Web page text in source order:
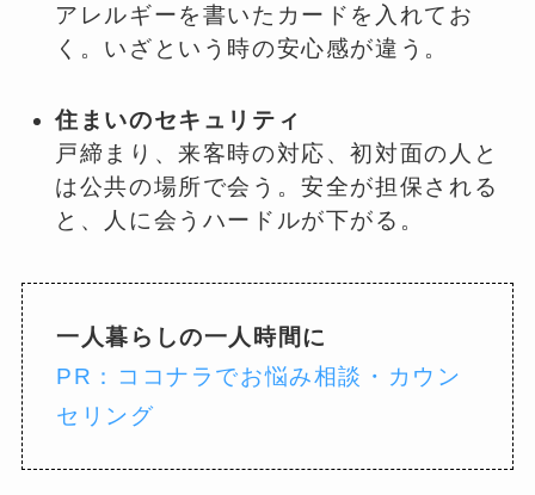
アレルギーを書いたカードを入れてお
く。いざという時の安心感が違う。
住まいのセキュリティ
戸締まり、来客時の対応、初対面の人と
は公共の場所で会う。安全が担保される
と、人に会うハードルが下がる。
一人暮らしの一人時間に
PR：ココナラでお悩み相談・カウン
セリング